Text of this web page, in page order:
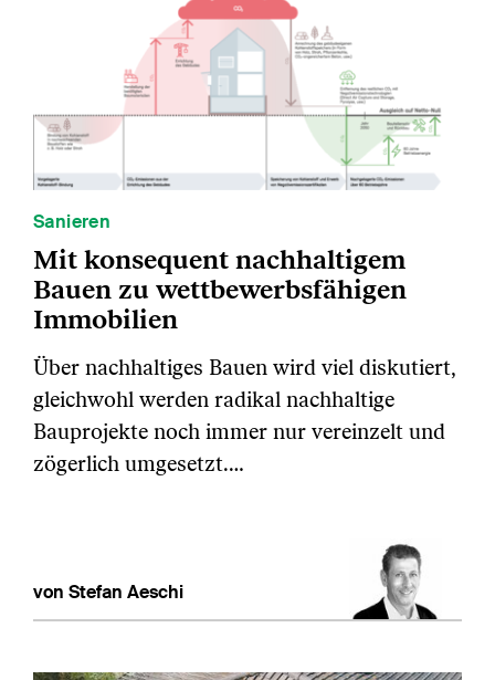
Sanieren
Mit konsequent nachhaltigem
Bauen zu wettbewerbsfähigen
Immobilien
Über nachhaltiges Bauen wird viel diskutiert,
gleichwohl werden radikal nachhaltige
Bauprojekte noch immer nur vereinzelt und
zögerlich umgesetzt.…
von Stefan Aeschi